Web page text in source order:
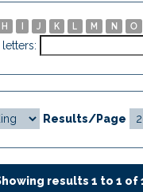
H I J K L M N O
Results/Page
results 1 to 1 of